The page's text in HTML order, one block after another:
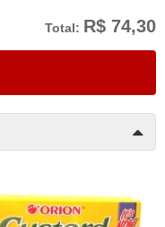
Total: R$ 74,30